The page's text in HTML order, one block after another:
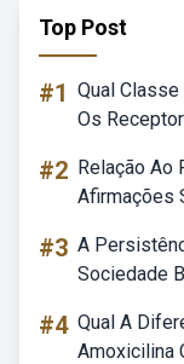
Top Post
#1 Qual
Os
#2 Relação Ao
Afirmações
#3 A
Sociedade
#4 Qual A
Amoxicilina